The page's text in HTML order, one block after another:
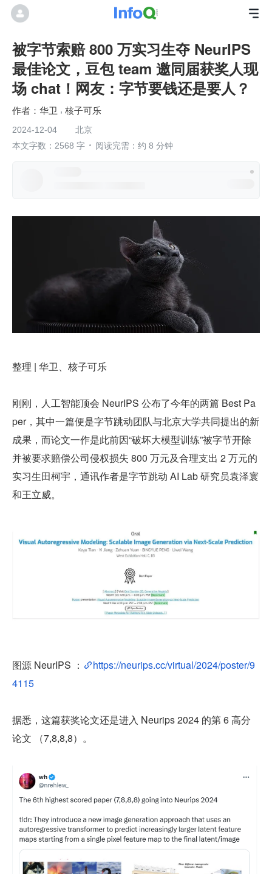
被字节索赔 800 万实习生夺 NeurIPS
最佳论文，豆包 team 邀同届获奖人现
场 chat！网友：字节要钱还是要人？
华卫 核子可乐
2024-12-04
北京
本文字数：2568 字
阅读完需：约 8 分钟
整理 | 华卫、核子可乐
刚刚，人工智能顶会 NeurIPS 公布了今年的两篇 Best Pa
per，其中一篇便是字节跳动团队与北京大学共同提出的新
成果，而论文一作是此前因“破坏大模型训练”被字节开除
并被要求赔偿公司侵权损失 800 万元及合理支出 2 万元的
实习生田柯宇，通讯作者是字节跳动 AI Lab 研究员袁泽寰
和王立威。
图源 NeurIPS ：
https://neurips.cc/virtual/2024/poster/9
4115
据悉，这篇获奖论文还是进入 Neurips 2024 的第 6 高分
论文 （7,8,8,8）。